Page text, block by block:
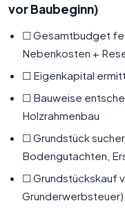
vor Baubeginn)
☐ Gesamtbudget
Nebenkosten +
☐ Eigenkapital
☐ Bauweise
Holzrahmenbau
☐ Grundstück
Bodengutachten,
☐ Grundstückskauf
Grunderwerbsteuer)